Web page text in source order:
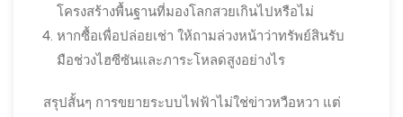
โครงสร้างพื้นฐานที่มองโลกสวยเกินไปหรือไม่
หากซื้อเพื่อปล่อยเช่า ให้ถามล่วงหน้าว่าทรัพย์สินรับ
มือช่วงไฮซีซันและภาระโหลดสูงอย่างไร
สรุปสั้นๆ การขยายระบบไฟฟ้าไม่ใช่ข่าวหวือหวา แต่